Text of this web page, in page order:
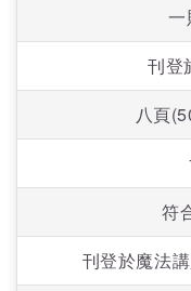
一
刊登
八頁
符
刊登於魔法